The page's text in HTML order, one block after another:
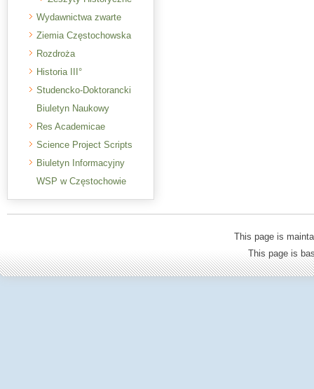
Wydawnictwa zwarte
Ziemia Częstochowska
Rozdroża
Historia III°
Studencko-Doktorancki
Biuletyn Naukowy
Res Academicae
Science Project Scripts
Biuletyn Informacyjny
WSP w Częstochowie
This page is
This page is